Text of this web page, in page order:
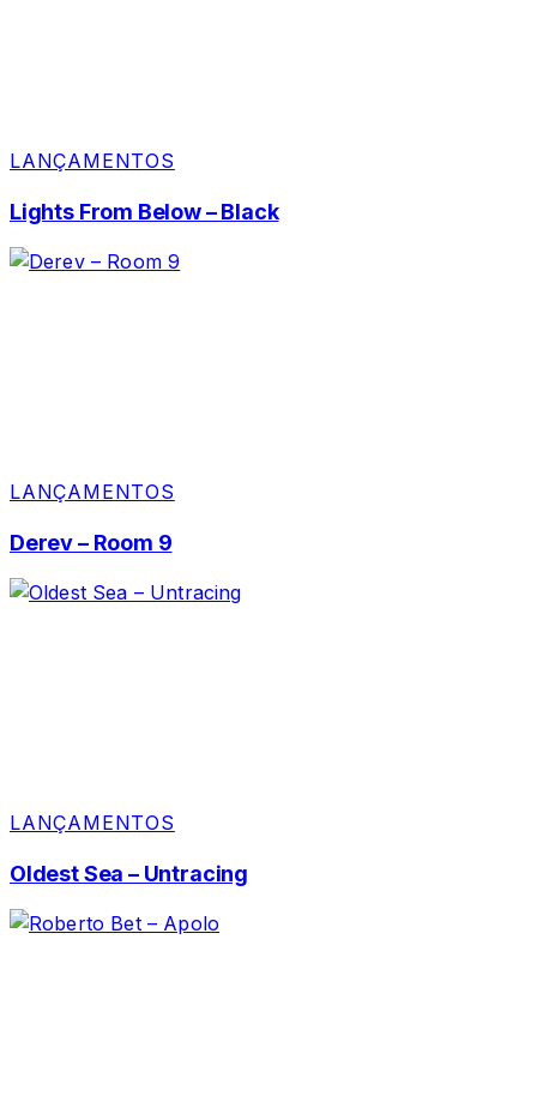
LANÇAMENTOS
Lights From Below – Black
LANÇAMENTOS
Derev – Room 9
LANÇAMENTOS
Oldest Sea – Untracing